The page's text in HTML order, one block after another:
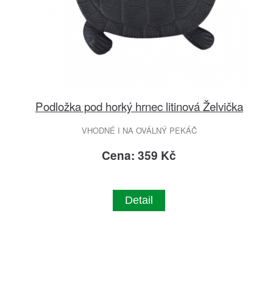
Podložka pod horký hrnec litinová Želvička
VHODNÉ I NA OVÁLNÝ PEKÁČ
Cena: 359 Kč
Detail